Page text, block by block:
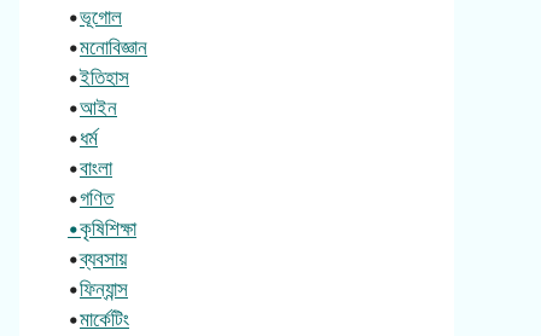
•ভূগোল
•মনোবিজ্ঞান
•ইতিহাস
•আইন
•ধর্ম
•বাংলা
•গণিত
•কৃষিশিক্ষা
•ব্যবসায়
•ফিন্যান্স
•মার্কেটিং